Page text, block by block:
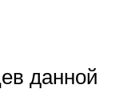
данной